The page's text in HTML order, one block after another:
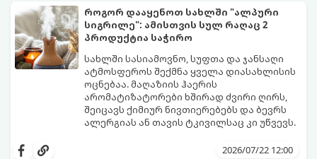
ლაქების ამოყვანასა და პირვანდელი
სიახლის დაბრუნებას.
როგორ დააყენოთ სახლში "ალპური
სიგრილე": ამისთვის სულ რაღაც 2
პროდუქტია საჭირო
სახლში სასიამოვნო, სუფთა და ჯანსაღი
ატმოსფეროს შექმნა ყველა დიასახლისის
ოცნებაა. მაღაზიის ჰაერის
არომატიზატორები ხშირად ძვირი ღირს,
შეიცავს ქიმიურ ნივთიერებებს და ბევრს
ალერგიას ან თავის ტკივილსაც კი უწვევს.
სიგრილისა“ და სიახლის ეფექტის მიღწევა
2026/07/22 12:00